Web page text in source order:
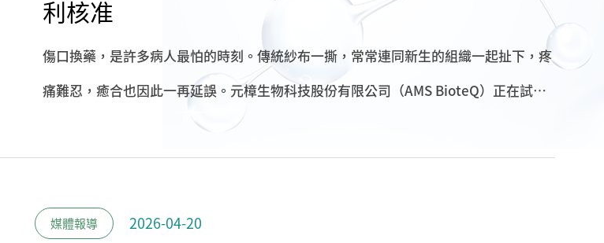
利核准
傷口換藥，是許多病人最怕的時刻。傳統紗布一撕，常常連同新生的組織一起扯下，疼
痛難忍，癒合也因此一再延誤。元樟生物科技股份有限公司（AMS BioteQ）正在試圖
2026 年4月15日，本公司接獲日本特許廳正式通知：以凍結乾燥技術製
成的多孔性人工敷料，其核心製造方法已通過實體審查，取得日本發明專利核准（申請
得的第一張專利保護證明。
媒體報導 2026-04-20